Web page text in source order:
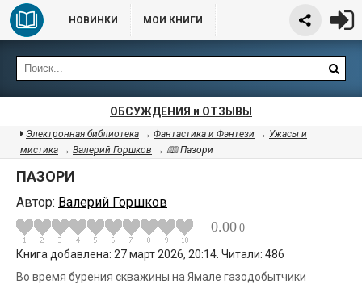
НОВИНКИ МОИ КНИГИ
ОБСУЖДЕНИЯ и ОТЗЫВЫ
Электронная библиотека → Фантастика и Фэнтези → Ужасы и
мистика → Валерий Горшков → 🕮 Пазори
ПАЗОРИ
Автор: Валерий Горшков
0.00 0
Книга добавлена: 27 март 2026, 20:14. Читали: 486
Во время бурения скважины на Ямале газодобытчики